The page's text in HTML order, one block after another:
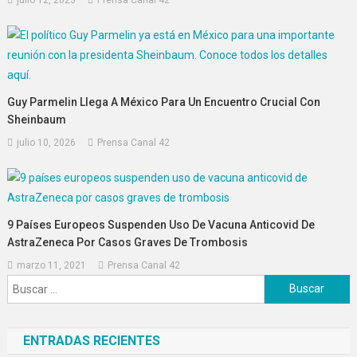
Guy Parmelin Llega A México Para Un Encuentro Crucial Con
Sheinbaum
julio 10, 2026 Prensa Canal 42
9 Países Europeos Suspenden Uso De Vacuna Anticovid De
AstraZeneca Por Casos Graves De Trombosis
marzo 11, 2021 Prensa Canal 42
Buscar:
ENTRADAS RECIENTES